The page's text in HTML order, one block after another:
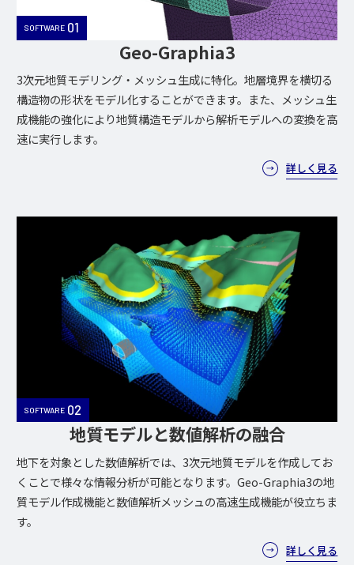
SOFTWARE 01
Geo-Graphia3
3次元地質モデリング・メッシュ生成に特化。地層境界を横切る
構造物の形状をモデル化することができます。また、メッシュ生
成機能の強化により地質構造モデルから解析モデルへの変換を高
速に実行します。
詳しく見る
SOFTWARE 02
地質モデルと数値解析の融合
地下を対象とした数値解析では、3次元地質モデルを作成してお
くことで様々な情報分析が可能となります。Geo-Graphia3の地
質モデル作成機能と数値解析メッシュの高速生成機能が役立ちま
す。
詳しく見る